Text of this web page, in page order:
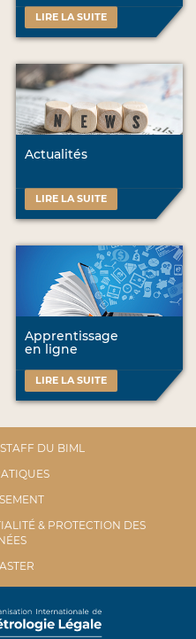
LIRE LA SUITE
Actualités
LIRE LA SUITE
Apprentissage
en ligne
LIRE LA SUITE
DU BIML
& PROTECTION DES